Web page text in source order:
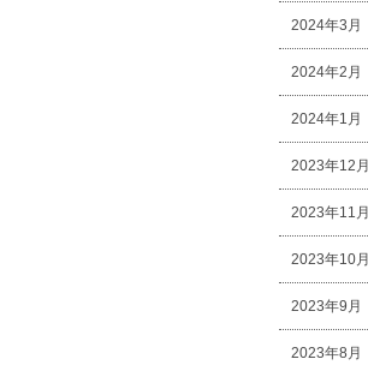
2024年3月
2024年2月
2024年1月
2023年12月
2023年11月
2023年10月
2023年9月
2023年8月